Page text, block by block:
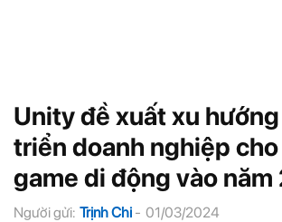
Unity đề xuất xu
triển doanh nghiệp
game di động vào
Người gửi: Trịnh Chi - 01/03/2024